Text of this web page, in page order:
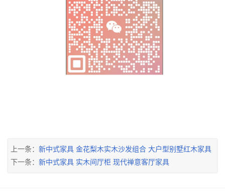
上一条： 新中式家具 金花梨木实木沙发组合 大户型别墅红木家具
下一条： 新中式家具 实木间厅柜 现代禅意客厅家具